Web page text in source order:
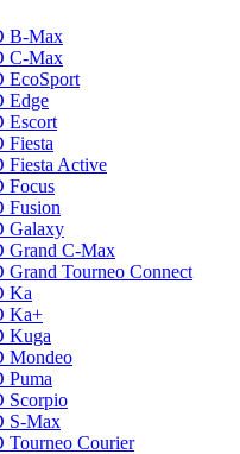
B-Max
C-Max
EcoSport
Edge
Escort
Fiesta
Fiesta Active
Focus
Fusion
Galaxy
Grand C-Max
Grand Tourneo Connect
Ka
Ka+
Kuga
Mondeo
Puma
Scorpio
S-Max
Tourneo Courier